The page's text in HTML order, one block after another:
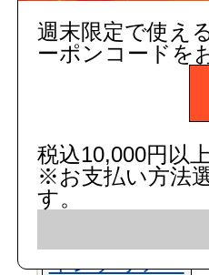
現
インテリア・
週末限定で使え
ーポンコードを
税込10,000円以
※お支払い方法
す。